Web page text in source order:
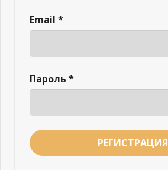
Email *
Пароль *
РЕГИСТРАЦИЯ